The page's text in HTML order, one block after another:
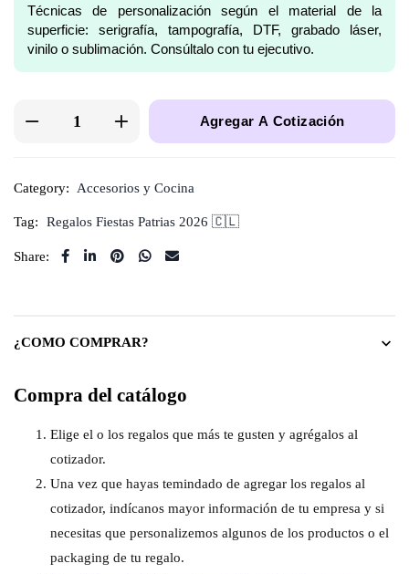
Técnicas de personalización según el material de la
superficie: serigrafía, tampografía, DTF, grabado láser,
vinilo o sublimación. Consúltalo con tu ejecutivo.
Agregar A Cotización
Category: Accesorios y Cocina
Tag: Regalos Fiestas Patrias 2026 🇨🇱
Share:
¿COMO COMPRAR?
Compra del catálogo
Elige el o los regalos que más te gusten y agrégalos al
cotizador.
Una vez que hayas temindado de agregar los regalos al
cotizador, indícanos mayor información de tu empresa y si
necesitas que personalizemos algunos de los productos o el
packaging de tu regalo.